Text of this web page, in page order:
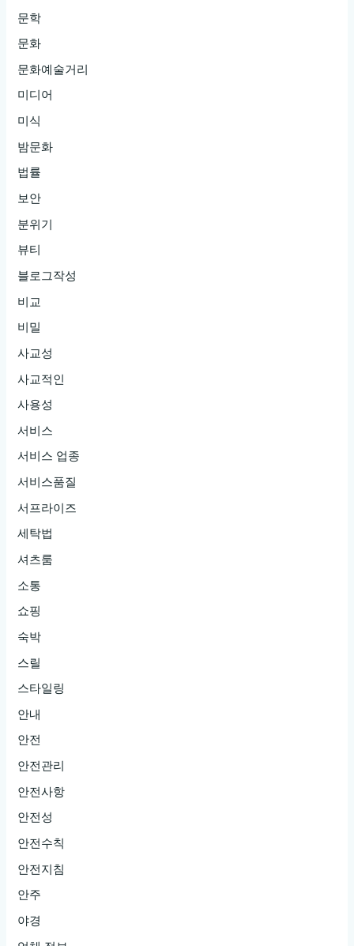
문학
문화
문화예술거리
미디어
미식
밤문화
법률
보안
분위기
뷰티
블로그작성
비교
비밀
사교성
사교적인
사용성
서비스
서비스 업종
서비스품질
서프라이즈
세탁법
셔츠룸
소통
쇼핑
숙박
스릴
스타일링
안내
안전
안전관리
안전사항
안전성
안전수칙
안전지침
안주
야경